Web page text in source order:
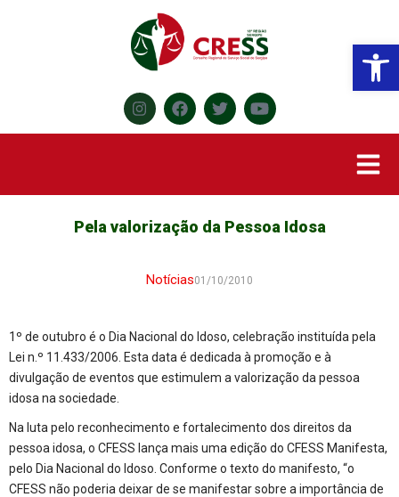
Pela valorização da Pessoa Idosa
Notícias01/10/2010
1º de outubro é o Dia Nacional do Idoso, celebração instituída pela
Lei n.º 11.433/2006. Esta data é dedicada à promoção e à
divulgação de eventos que estimulem a valorização da pessoa
idosa na sociedade.
Na luta pelo reconhecimento e fortalecimento dos direitos da
pessoa idosa, o CFESS lança mais uma edição do CFESS Manifesta,
pelo Dia Nacional do Idoso. Conforme o texto do manifesto, “o
CFESS não poderia deixar de se manifestar sobre a importância de